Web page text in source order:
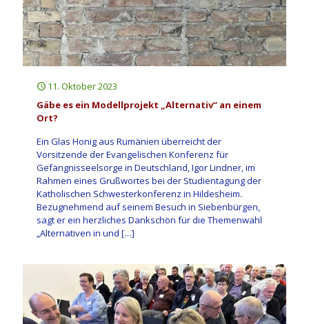
11. Oktober 2023
Gäbe es ein Modellprojekt „Alternativ“ an einem
Ort?
Ein Glas Honig aus Rumänien überreicht der
Vorsitzende der Evangelischen Konferenz für
Gefängnisseelsorge in Deutschland, Igor Lindner, im
Rahmen eines Grußwortes bei der Studientagung der
Katholischen Schwesterkonferenz in Hildesheim.
Bezugnehmend auf seinem Besuch in Siebenbürgen,
sagt er ein herzliches Dankschön für die Themenwahl
„Alternativen in und […]